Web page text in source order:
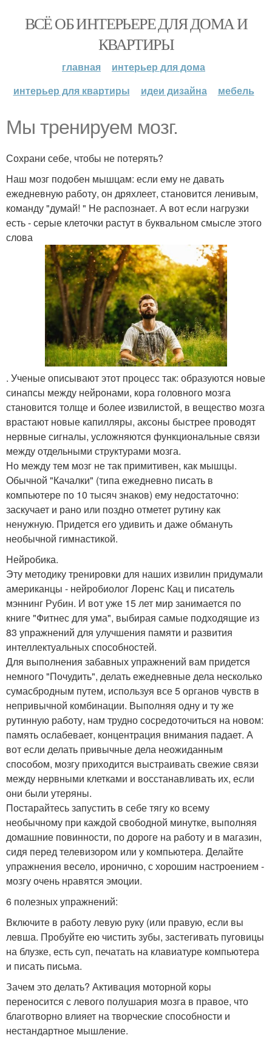
ВСЁ ОБ ИНТЕРЬЕРЕ ДЛЯ ДОМА И
КВАРТИРЫ
главная
интерьер для дома
интерьер для квартиры
идеи дизайна мебель
Мы тренируем мозг.
Сохрани себе, чтобы не потерять?
Наш мозг подобен мышцам: если ему не давать
ежедневную работу, он дряхлеет, становится ленивым,
команду "думай! " Не распознает. А вот если нагрузки
есть - серые клеточки растут в буквальном смысле этого
слова
. Ученые описывают этот процесс так: образуются новые
синапсы между нейронами, кора головного мозга
становится толще и более извилистой, в вещество мозга
врастают новые капилляры, аксоны быстрее проводят
нервные сигналы, усложняются функциональные связи
между отдельными структурами мозга.
Но между тем мозг не так примитивен, как мышцы.
Обычной "Качалки" (типа ежедневно писать в
компьютере по 10 тысяч знаков) ему недостаточно:
заскучает и рано или поздно отметет рутину как
ненужную. Придется его удивить и даже обмануть
необычной гимнастикой.
Нейробика.
Эту методику тренировки для наших извилин придумали
американцы - нейробиолог Лоренс Кац и писатель
мэннинг Рубин. И вот уже 15 лет мир занимается по
книге "Фитнес для ума", выбирая самые подходящие из
83 упражнений для улучшения памяти и развития
интеллектуальных способностей.
Для выполнения забавных упражнений вам придется
немного "Почудить", делать ежедневные дела несколько
сумасбродным путем, используя все 5 органов чувств в
непривычной комбинации. Выполняя одну и ту же
рутинную работу, нам трудно сосредоточиться на новом:
память ослабевает, концентрация внимания падает. А
вот если делать привычные дела неожиданным
способом, мозгу приходится выстраивать свежие связи
между нервными клетками и восстанавливать их, если
они были утеряны.
Постарайтесь запустить в себе тягу ко всему
необычному при каждой свободной минутке, выполняя
домашние повинности, по дороге на работу и в магазин,
сидя перед телевизором или у компьютера. Делайте
упражнения весело, иронично, с хорошим настроением -
мозгу очень нравятся эмоции.
6 полезных упражнений:
Включите в работу левую руку (или правую, если вы
левша. Пробуйте ею чистить зубы, застегивать пуговицы
на блузке, есть суп, печатать на клавиатуре компьютера
и писать письма.
Зачем это делать? Активация моторной коры
переносится с левого полушария мозга в правое, что
благотворно влияет на творческие способности и
нестандартное мышление.